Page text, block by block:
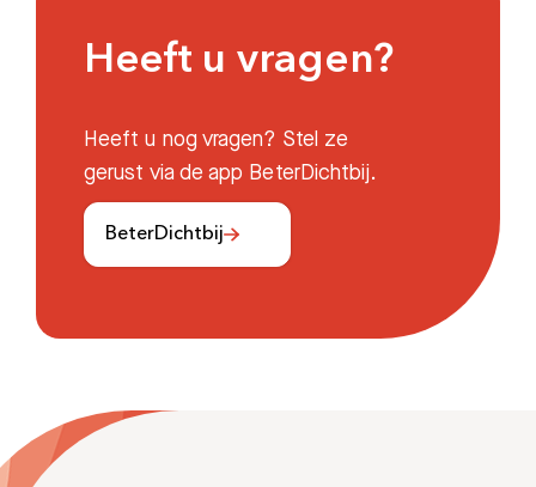
Afdelingen
Heeft u vragen?
Heeft u nog vragen? Stel ze
gerust via de app BeterDichtbij.
BeterDichtbij